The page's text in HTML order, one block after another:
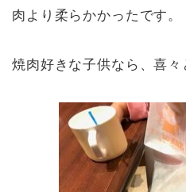
肉より柔らかかったです。
焼肉好きな子供なら、喜々